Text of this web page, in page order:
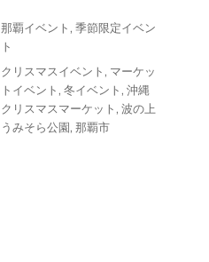
投
稿
カ
テ
ゴ
リ
ー
那覇イベント , 季節限定イベン
ト
タ
グ
クリスマスイベント , マーケッ
トイベント , 冬イベント , 沖縄
クリスマスマーケット , 波の上
うみそら公園, 那覇市